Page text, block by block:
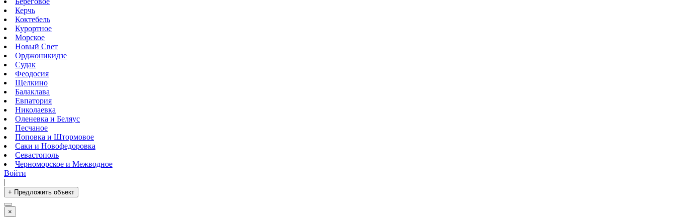
Керчь
Коктебель
Курортное
Морское
Новый Свет
Орджоникидзе
Судак
Феодосия
Щелкино
Балаклава
Евпатория
Николаевка
Оленевка и Беляус
Песчаное
Поповка и Штормовое
Саки и Новофедоровка
Севастополь
Черноморское и Межводное
Войти
|
+ Предложить объект
×